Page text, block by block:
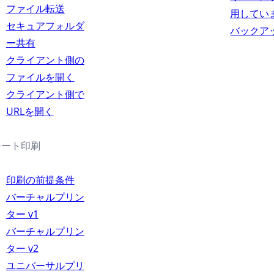
ファイル転送
セキュアフォルダ
ー共有
クライアント側の
ファイルを開く
クライアント側で
URLを開く
ト印刷
印刷の前提条件
バーチャルプリン
ター v1
バーチャルプリン
ター v2
ユニバーサルプリ
用してい
バックア